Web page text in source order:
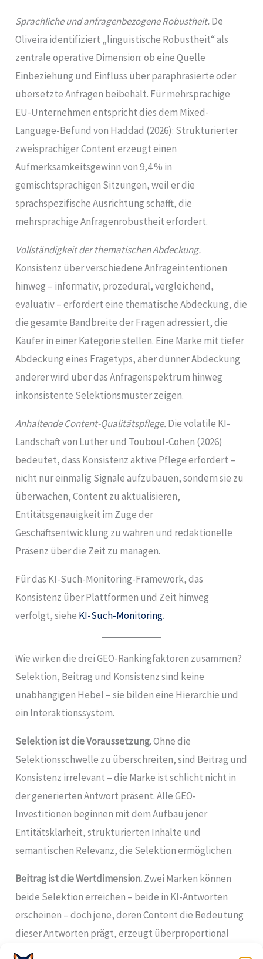
Sprachliche und anfragenbezogene Robustheit.De
Oliveira identifiziert „linguistische Robustheit“ als
zentrale operative Dimension: ob eine Quelle
Einbeziehung und Einfluss über paraphrasierte oder
übersetzte Anfragen beibehält. Für mehrsprachige
EU-Unternehmen entspricht dies dem Mixed-
Language-Befund von Haddad (2026): Strukturierter
zweisprachiger Content erzeugt einen
Aufmerksamkeitsgewinn von 9,4 % in
gemischtsprachigen Sitzungen, weil er die
sprachspezifische Ausrichtung schafft, die
mehrsprachige Anfragenrobustheit erfordert.
Vollständigkeit der thematischen Abdeckung.
Konsistenz über verschiedene Anfrageintentionen
hinweg – informativ, prozedural, vergleichend,
evaluativ – erfordert eine thematische Abdeckung, die
die gesamte Bandbreite der Fragen adressiert, die
Käufer in einer Kategorie stellen. Eine Marke mit tiefer
Abdeckung eines Fragetyps, aber dünner Abdeckung
anderer wird über das Anfragenspektrum hinweg
inkonsistente Selektionsmuster zeigen.
Anhaltende Content-Qualitätspflege.Die volatile KI-
Landschaft von Luther und Touboul-Cohen (2026)
bedeutet, dass Konsistenz aktive Pflege erfordert –
nicht nur einmalig Signale aufzubauen, sondern sie zu
überwachen, Content zu aktualisieren,
Entitätsgenauigkeit im Zuge der
Geschäftsentwicklung zu wahren und redaktionelle
Präsenz über die Zeit zu managen.
Für das KI-Such-Monitoring-Framework, das
Konsistenz über Plattformen und Zeit hinweg
verfolgt, siehe KI-Such-Monitoring.
Wie wirken die drei GEO-Rankingfaktoren zusammen?
Selektion, Beitrag und Konsistenz sind keine
unabhängigen Hebel – sie bilden eine Hierarchie und
ein Interaktionssystem.
Selektion ist die Voraussetzung.Ohne die
Selektionsschwelle zu überschreiten, sind Beitrag und
Konsistenz irrelevant – die Marke ist schlicht nicht in
der generierten Antwort präsent. Alle GEO-
Investitionen beginnen mit dem Aufbau jener
Entitätsklarheit, strukturierten Inhalte und
semantischen Relevanz, die Selektion ermöglichen.
Beitrag ist die Wertdimension.Zwei Marken können
beide Selektion erreichen – beide in KI-Antworten
erscheinen – doch jene, deren Content die Bedeutung
dieser Antworten prägt, erzeugt überproportional
mehr kommerziellen Wert. Der Käufer, der eine KI-